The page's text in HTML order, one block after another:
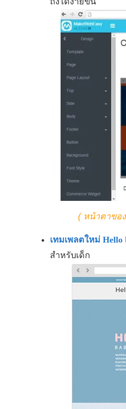
( หน้าตาขอ
เทมเพลตใหม่ Hello
สำหรับเด็ก